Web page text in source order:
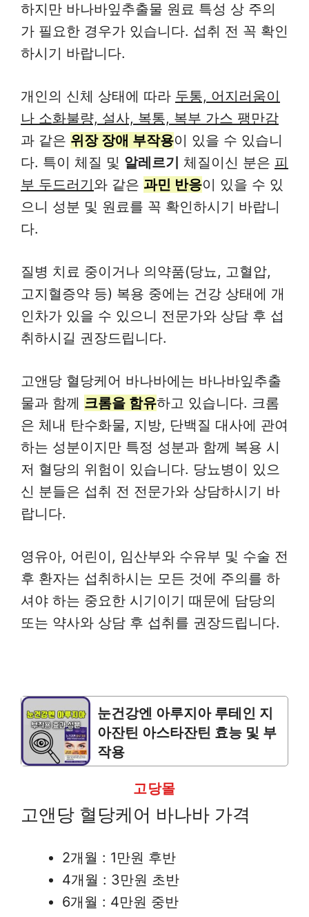
하지만 바나바잎추출물 원료 특성 상 주의
가 필요한 경우가 있습니다. 섭취 전 꼭 확인
하시기 바랍니다.
개인의 신체 상태에 따라 두통, 어지러움이
나 소화불량, 설사, 복통, 복부 가스 팽만감
과 같은 위장 장애 부작용이 있을 수 있습니
다. 특이 체질 및 알레르기 체질이신 분은 피
부 두드러기와 같은 과민 반응이 있을 수 있
으니 성분 및 원료를 꼭 확인하시기 바랍니
다.
질병 치료 중이거나 의약품(당뇨, 고혈압,
고지혈증약 등) 복용 중에는 건강 상태에 개
인차가 있을 수 있으니 전문가와 상담 후 섭
취하시길 권장드립니다.
고앤당 혈당케어 바나바에는 바나바잎추출
물과 함께 크롬을 함유하고 있습니다. 크롬
은 체내 탄수화물, 지방, 단백질 대사에 관여
하는 성분이지만 특정 성분과 함께 복용 시
저 혈당의 위험이 있습니다. 당뇨병이 있으
신 분들은 섭취 전 전문가와 상담하시기 바
랍니다.
영유아, 어린이, 임산부와 수유부 및 수술 전
후 환자는 섭취하시는 모든 것에 주의를 하
셔야 하는 중요한 시기이기 때문에 담당의
또는 약사와 상담 후 섭취를 권장드립니다.
눈건강엔 아루지아 루테인 지
아잔틴 아스타잔틴 효능 및 부
작용
고당몰
고앤당 혈당케어 바나바 가격
2개월 : 1만원 후반
4개월 : 3만원 초반
6개월 : 4만원 중반